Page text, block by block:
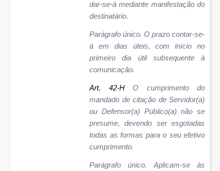
dar-se-á mediante manifestação do
destinatário.
Parágrafo único. O prazo contar-se-
á em dias úteis, com início no
primeiro dia útil subsequente à
comunicação.
Art. 42-H O cumprimento do
mandado de citação de Servidor(a)
ou Defensor(a) Público(a) não se
presume, devendo ser esgotadas
todas as formas para o seu efetivo
cumprimento.
Parágrafo único. Aplicam-se às